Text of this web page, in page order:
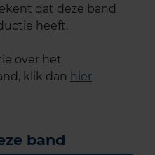
dat deze band
heeft.
over het
klik dan hier
band